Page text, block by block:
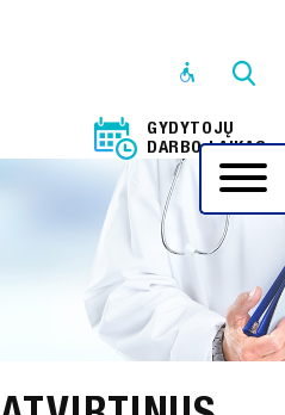
GYDYTOJŲ
DARBO LAIKAS